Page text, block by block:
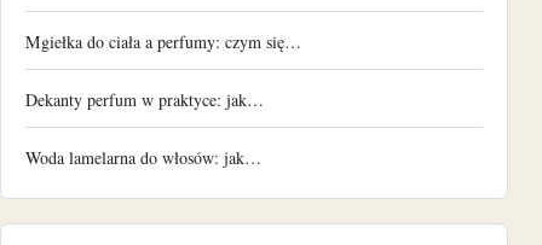
Mgiełka do ciała a perfumy: czym się…
Dekanty perfum w praktyce: jak…
Woda lamelarna do włosów: jak…